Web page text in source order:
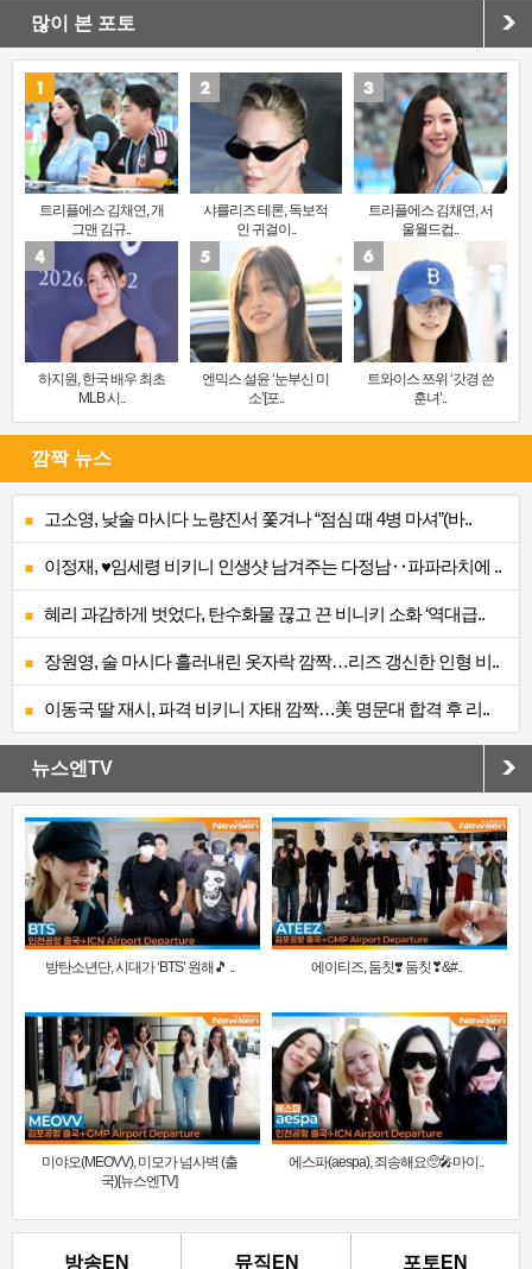
많이 본 포토
트리플에스 김채연, 개
그맨 김규..
샤를리즈 테론, 독보적
인 귀걸이..
트리플에스 김채연, 서
울월드컵..
하지원, 한국 배우 최초
MLB 시..
엔믹스 설윤 ‘눈부신 미
소’[포..
트와이스 쯔위 ‘갓경 쓴
훈녀’..
깜짝 뉴스
고소영, 낮술 마시다 노량진서 쫓겨나 “점심 때 4병 마셔”(바..
이정재, ♥임세령 비키니 인생샷 남겨주는 다정남‥파파라치에 ..
혜리 과감하게 벗었다, 탄수화물 끊고 끈 비니키 소화 ‘역대급..
장원영, 술 마시다 흘러내린 옷자락 깜짝…리즈 갱신한 인형 비..
이동국 딸 재시, 파격 비키니 자태 깜짝…美 명문대 합격 후 리..
뉴스엔TV
방탄소년단, 시대가 ‘BTS’ 원해🎵 .. 에이티즈, 둠칫❣️ 둠칫❣&#..
미야오(MEOVV), 미모가 넘사벽 (출
국)[뉴스엔TV]
에스파(aespa), 죄송해요🥺🎤마이..
방송EN 뮤직EN 포토EN